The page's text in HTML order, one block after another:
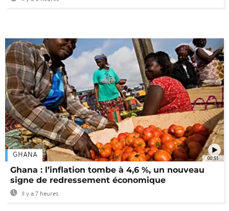
00:51
GHANA
Ghana : l’inflation tombe à 4,6 %, un nouveau
signe de redressement économique
Il y a 7 heures